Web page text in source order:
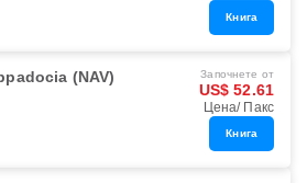
Книга
(NAV) Започнете от
US$ 52.61
Цена/ Пакс
Книга